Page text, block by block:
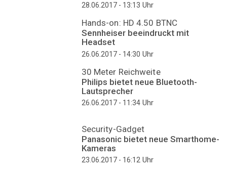
28.06.2017 - 13:13 Uhr
Hands-on: HD 4.50 BTNC
Sennheiser beeindruckt mit
Headset
26.06.2017 - 14:30 Uhr
30 Meter Reichweite
Philips bietet neue Bluetooth-
Lautsprecher
26.06.2017 - 11:34Uhr
Security-Gadget
Panasonic bietet neue Smarthome-
Kameras
23.06.2017 - 16:12Uhr